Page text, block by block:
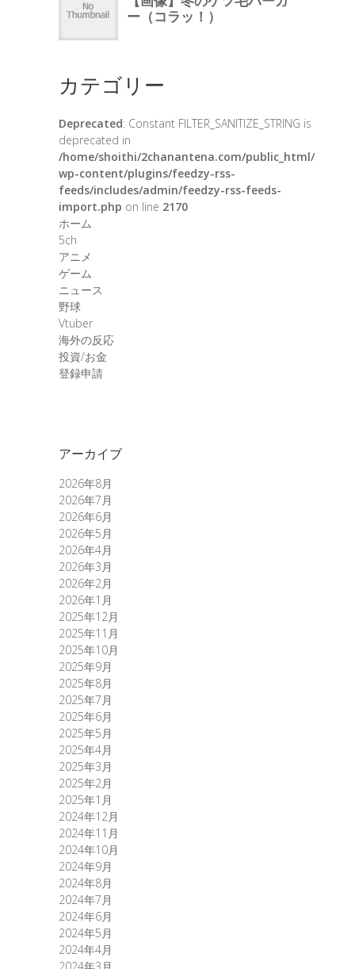
カテゴリー
Deprecated: Constant FILTER_SANITIZE_STRING is
deprecated in
/home/shoithi/2chanantena.com/public_html/
wp-content/plugins/feedzy-rss-
feeds/includes/admin/feedzy-rss-feeds-
import.php on line 2170
ホーム
5ch
アニメ
ゲーム
ニュース
野球
Vtuber
海外の反応
投資/お金
登録申請
アーカイブ
2026年8月
2026年7月
2026年6月
2026年5月
2026年4月
2026年3月
2026年2月
2026年1月
2025年12月
2025年11月
2025年10月
2025年9月
2025年8月
2025年7月
2025年6月
2025年5月
2025年4月
2025年3月
2025年2月
2025年1月
2024年12月
2024年11月
2024年10月
2024年9月
2024年8月
2024年7月
2024年6月
2024年5月
2024年4月